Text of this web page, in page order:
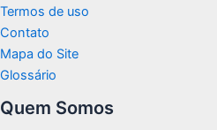
Termos de uso
Contato
Mapa do Site
Glossário
Quem Somos